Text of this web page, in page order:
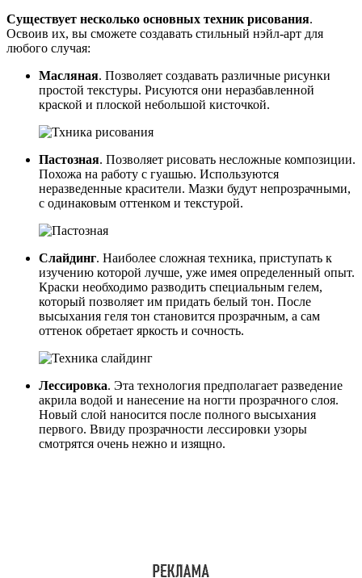
Существует несколько основных техник рисования.
Освоив их, вы сможете создавать стильный нэйл-арт для
любого случая:
Масляная. Позволяет создавать различные рисунки
простой текстуры. Рисуются они неразбавленной
краской и плоской небольшой кисточкой.
Пастозная. Позволяет рисовать несложные композиции.
Похожа на работу с гуашью. Используются
неразведенные красители. Мазки будут непрозрачными,
с одинаковым оттенком и текстурой.
Слайдинг. Наиболее сложная техника, приступать к
изучению которой лучше, уже имея определенный опыт.
Краски необходимо разводить специальным гелем,
который позволяет им придать белый тон. После
высыхания геля тон становится прозрачным, а сам
оттенок обретает яркость и сочность.
Лессировка. Эта технология предполагает разведение
акрила водой и нанесение на ногти прозрачного слоя.
Новый слой наносится после полного высыхания
первого. Ввиду прозрачности лессировки узоры
смотрятся очень нежно и изящно.